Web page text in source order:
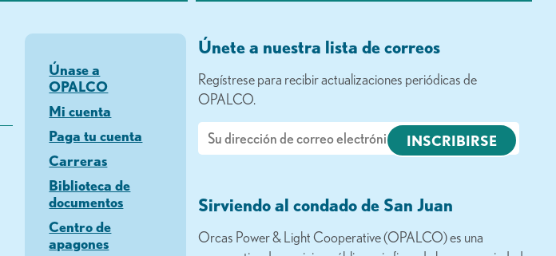
Únase a
OPALCO
Mi cuenta
Paga tu cuenta
Carreras
Biblioteca de
documentos
Centro de
apagones
Únete a nuestra lista de correos
Regístrese para recibir actualizaciones periódicas de
OPALCO.
Correo
electrónico
Sirviendo al condado de San Juan
Orcas Power & Light Cooperative (OPALCO) es una